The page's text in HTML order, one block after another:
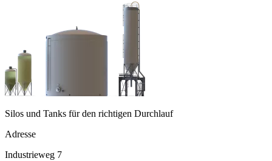
Silos und Tanks für den richtigen Durchlauf
Adresse
Industrieweg 7